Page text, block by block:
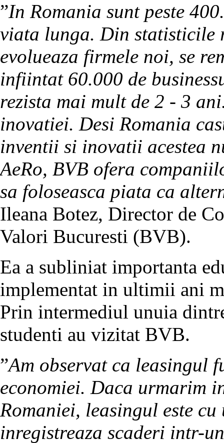
”In Romania sunt peste
viata lunga. Din statisticile
evolueaza firmele noi, se
infiintat 60.000 de
rezista mai mult de 2 - 3
inovatiei. Desi Romania
inventii si inovatii acestea
AeRo, BVB ofera
sa foloseasca piata ca
Ileana Botez, Director de
Valori Bucuresti (BVB).
Ea a subliniat importanta
implementat in ultimii ani
Prin intermediul unuia
studenti au vizitat BVB.
”Am observat ca leasingul
economiei. Daca urmarim
Romaniei, leasingul este
inregistreaza scaderi intr-